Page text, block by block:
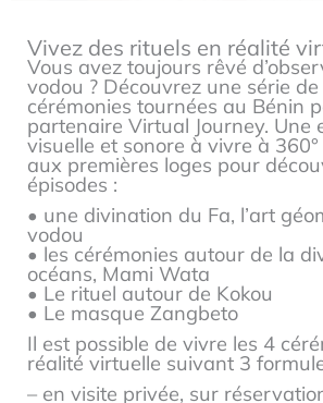
Vivez des rituels en réalité
Vous avez toujours rêvé
vodou ? Découvrez une série
cérémonies tournées au Bénin
partenaire Virtual Journey. Une
visuelle et sonore à vivre à
aux premières loges pour
épisodes :
• une divination du Fa, l’art
vodou
• les cérémonies autour de la
océans, Mami Wata
• Le rituel autour de Kokou
• Le masque Zangbeto
Il est possible de vivre les 4
réalité virtuelle suivant 3
– en visite privée, sur